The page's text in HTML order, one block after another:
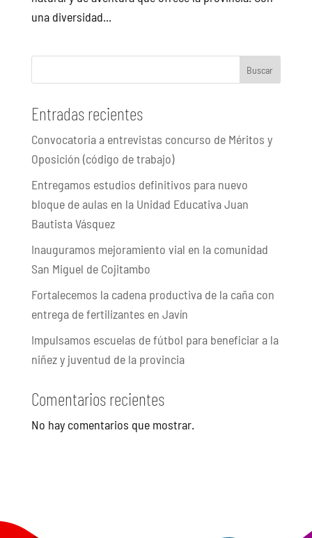
una diversidad...
Buscar
Entradas recientes
Convocatoria a entrevistas concurso de Méritos y
Oposición (código de trabajo)
Entregamos estudios definitivos para nuevo
bloque de aulas en la Unidad Educativa Juan
Bautista Vásquez
Inauguramos mejoramiento vial en la comunidad
San Miguel de Cojitambo
Fortalecemos la cadena productiva de la caña con
entrega de fertilizantes en Javín
Impulsamos escuelas de fútbol para beneficiar a la
niñez y juventud de la provincia
Comentarios recientes
No hay comentarios que mostrar.